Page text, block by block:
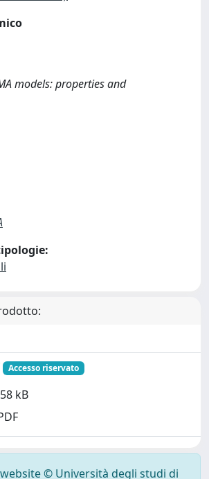
models: properties and
Accesso riservato
kB
© Università degli studi di